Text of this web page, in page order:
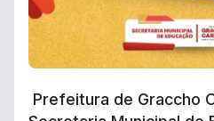
Prefeitura de Graccho